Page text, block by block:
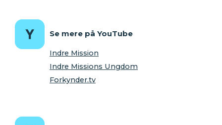
Se mere på YouTube
Indre Mission
Indre Missions Ungdom
Forkynder.tv